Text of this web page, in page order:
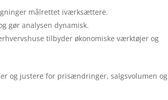
målrettet iværksættere.
gør analysen dynamisk.
tilbyder økonomiske værktøjer og
og justere for prisændringer, salgsvolumen og